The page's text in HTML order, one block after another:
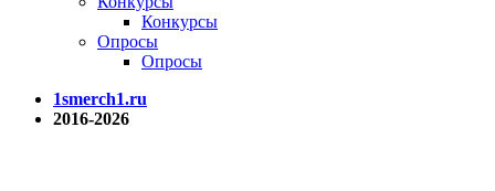
Конкурсы
Опросы
Опросы
1smerch1.ru
2016-2026